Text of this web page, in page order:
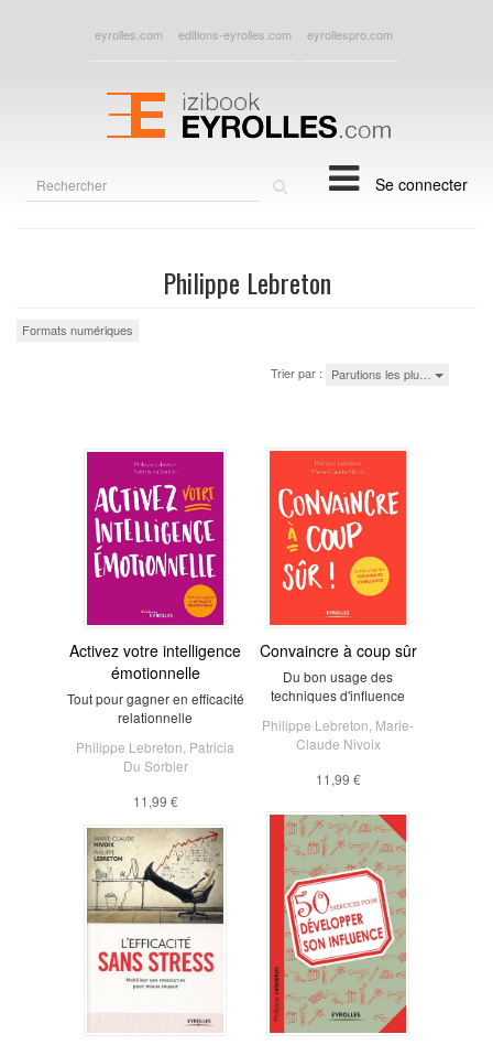
eyrolles.com editions-eyrolles.com eyrollespro.com
Se connecter
Philippe Lebreton
Formats numériques
Trier par : Parutions les plu…
Activez votre intelligence
émotionnelle
Tout pour gagner en efficacité
relationnelle
Philippe Lebreton Patricia
Du Sorbier
11,99 €
Convaincre à coup sûr
Du bon usage des
techniques d'influence
Philippe Lebreton Marie-
Claude Nivoix
11,99 €